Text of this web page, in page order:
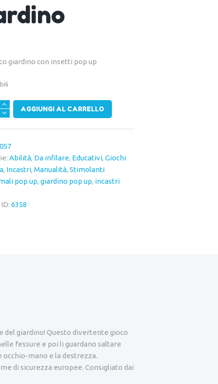
giardino con insetti pop up
AGGIUNGI AL CARRELLO
Abilità, Da infilare, Educativi, Giochi
, Incastri, Manualità, Stimolanti
pop up, giardino pop up, incastri
6358
del giardino! Questo divertente gioco
fessure e poi li guardano saltare
mano e la destrezza.
di sicurezza europee. Consigliato dai